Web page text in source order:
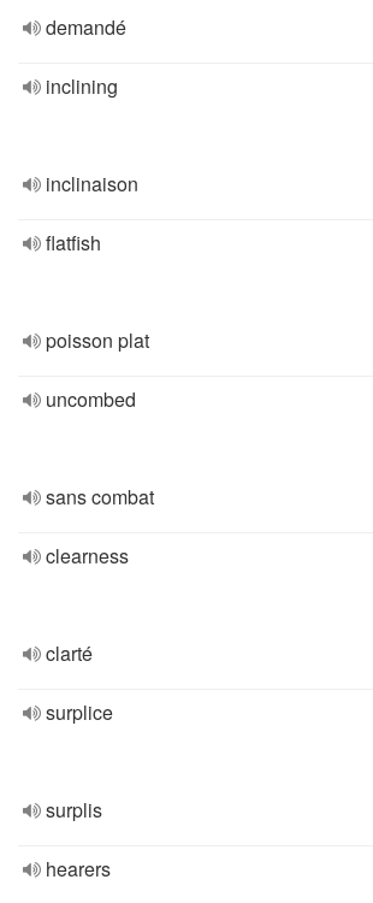
demandé
inclining
inclinaison
flatfish
poisson plat
uncombed
sans combat
clearness
clarté
surplice
surplis
hearers